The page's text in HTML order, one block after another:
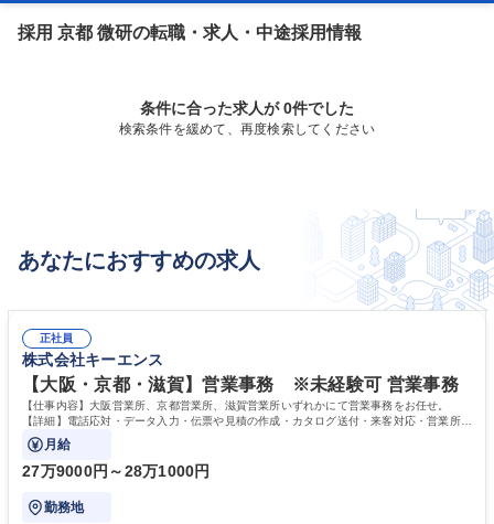
採用 京都 微研の転職・求人・中途採用情報
条件に合った求人が 0件でした
検索条件を緩めて、再度検索してください
あなたにおすすめの求人
正社員
株式会社キーエンス
【大阪・京都・滋賀】営業事務 ※未経験可 営業事務
【仕事内容】大阪営業所、京都営業所、滋賀営業所いずれかにて営業事務をお任せ。
【詳細】電話応対・データ入力・伝票や見積の作成・カタログ送付・来客対応・営業所内
で発生する事務業務や業務改善をお任せ。
月給
27万9000円～28万1000円
勤務地